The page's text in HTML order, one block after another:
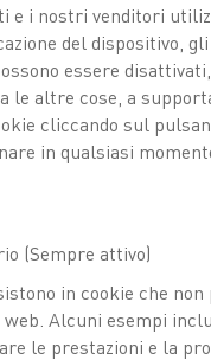
singolarmente
e i nostri venditori
del dispositivo,
essere
le altre cose, a
cliccando sul
in qualsiasi
(Sempre attivo)
in cookie che
Alcuni esempi
le prestazioni e la